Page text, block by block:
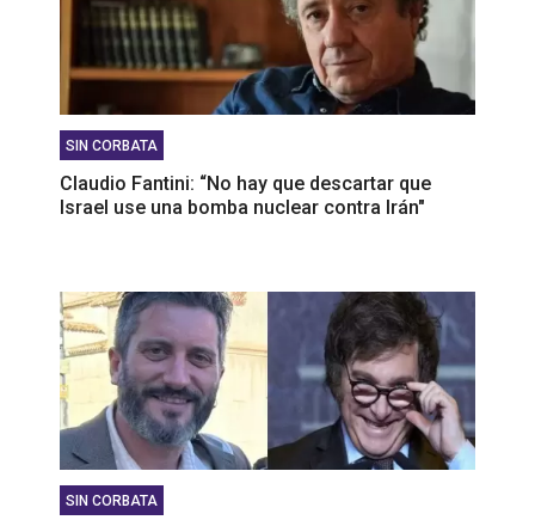
SIN CORBATA
Claudio Fantini: “No hay que descartar que
Israel use una bomba nuclear contra Irán"
SIN CORBATA